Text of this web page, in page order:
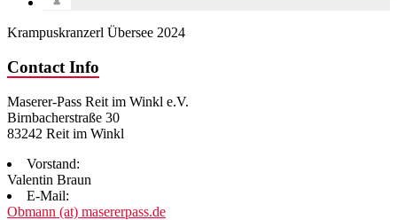
Krampuskranzerl Übersee 2024
Contact Info
Maserer-Pass Reit im Winkl e.V.
Birnbacherstraße 30
83242 Reit im Winkl
Vorstand:
Valentin Braun
E-Mail:
Obmann (at) masererpass.de